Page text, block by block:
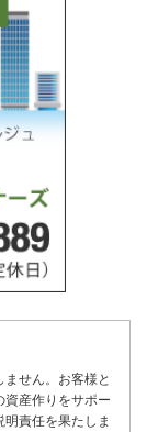
せん。お客様と
資産作りをサポー
責任を果たしま